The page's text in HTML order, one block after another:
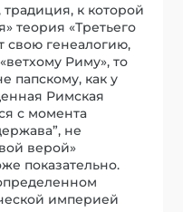
к которой
теория «Третьего
свою генеалогию,
Риму», то
папскому, как у
Римская
с момента
не
верой»
показательно.
империей